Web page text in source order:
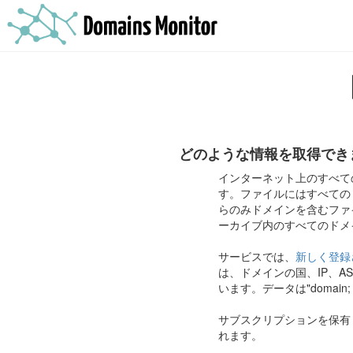
どのような情報を取得で
インターネット上のすべ
す。ファイルにはすべて
らのみドメインを含むフ
ーカイブ内のすべてのド
サービスでは、 新しく登
は、ドメインの国、IP、
います。データは
サブスクリプションを保
れます。